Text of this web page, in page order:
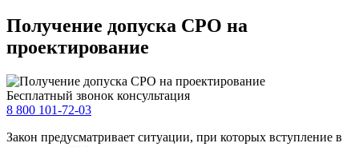
Получение допуска СРО на
проектирование
Бесплатный звонок консультация
8 800 101-72-03
Закон предусматривает ситуации, при которых вступление в